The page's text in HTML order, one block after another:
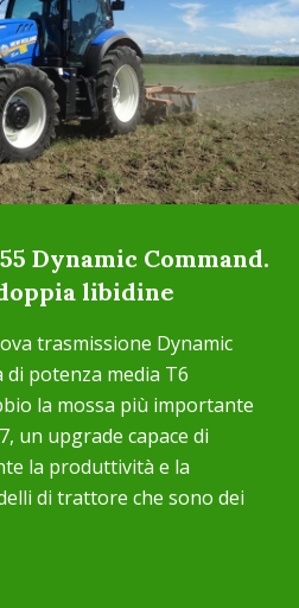
Dynamic Command.
libidine
trasmissione Dynamic
di potenza media T6
la mossa più importante
un upgrade capace di
la produttività e la
di trattore che sono dei